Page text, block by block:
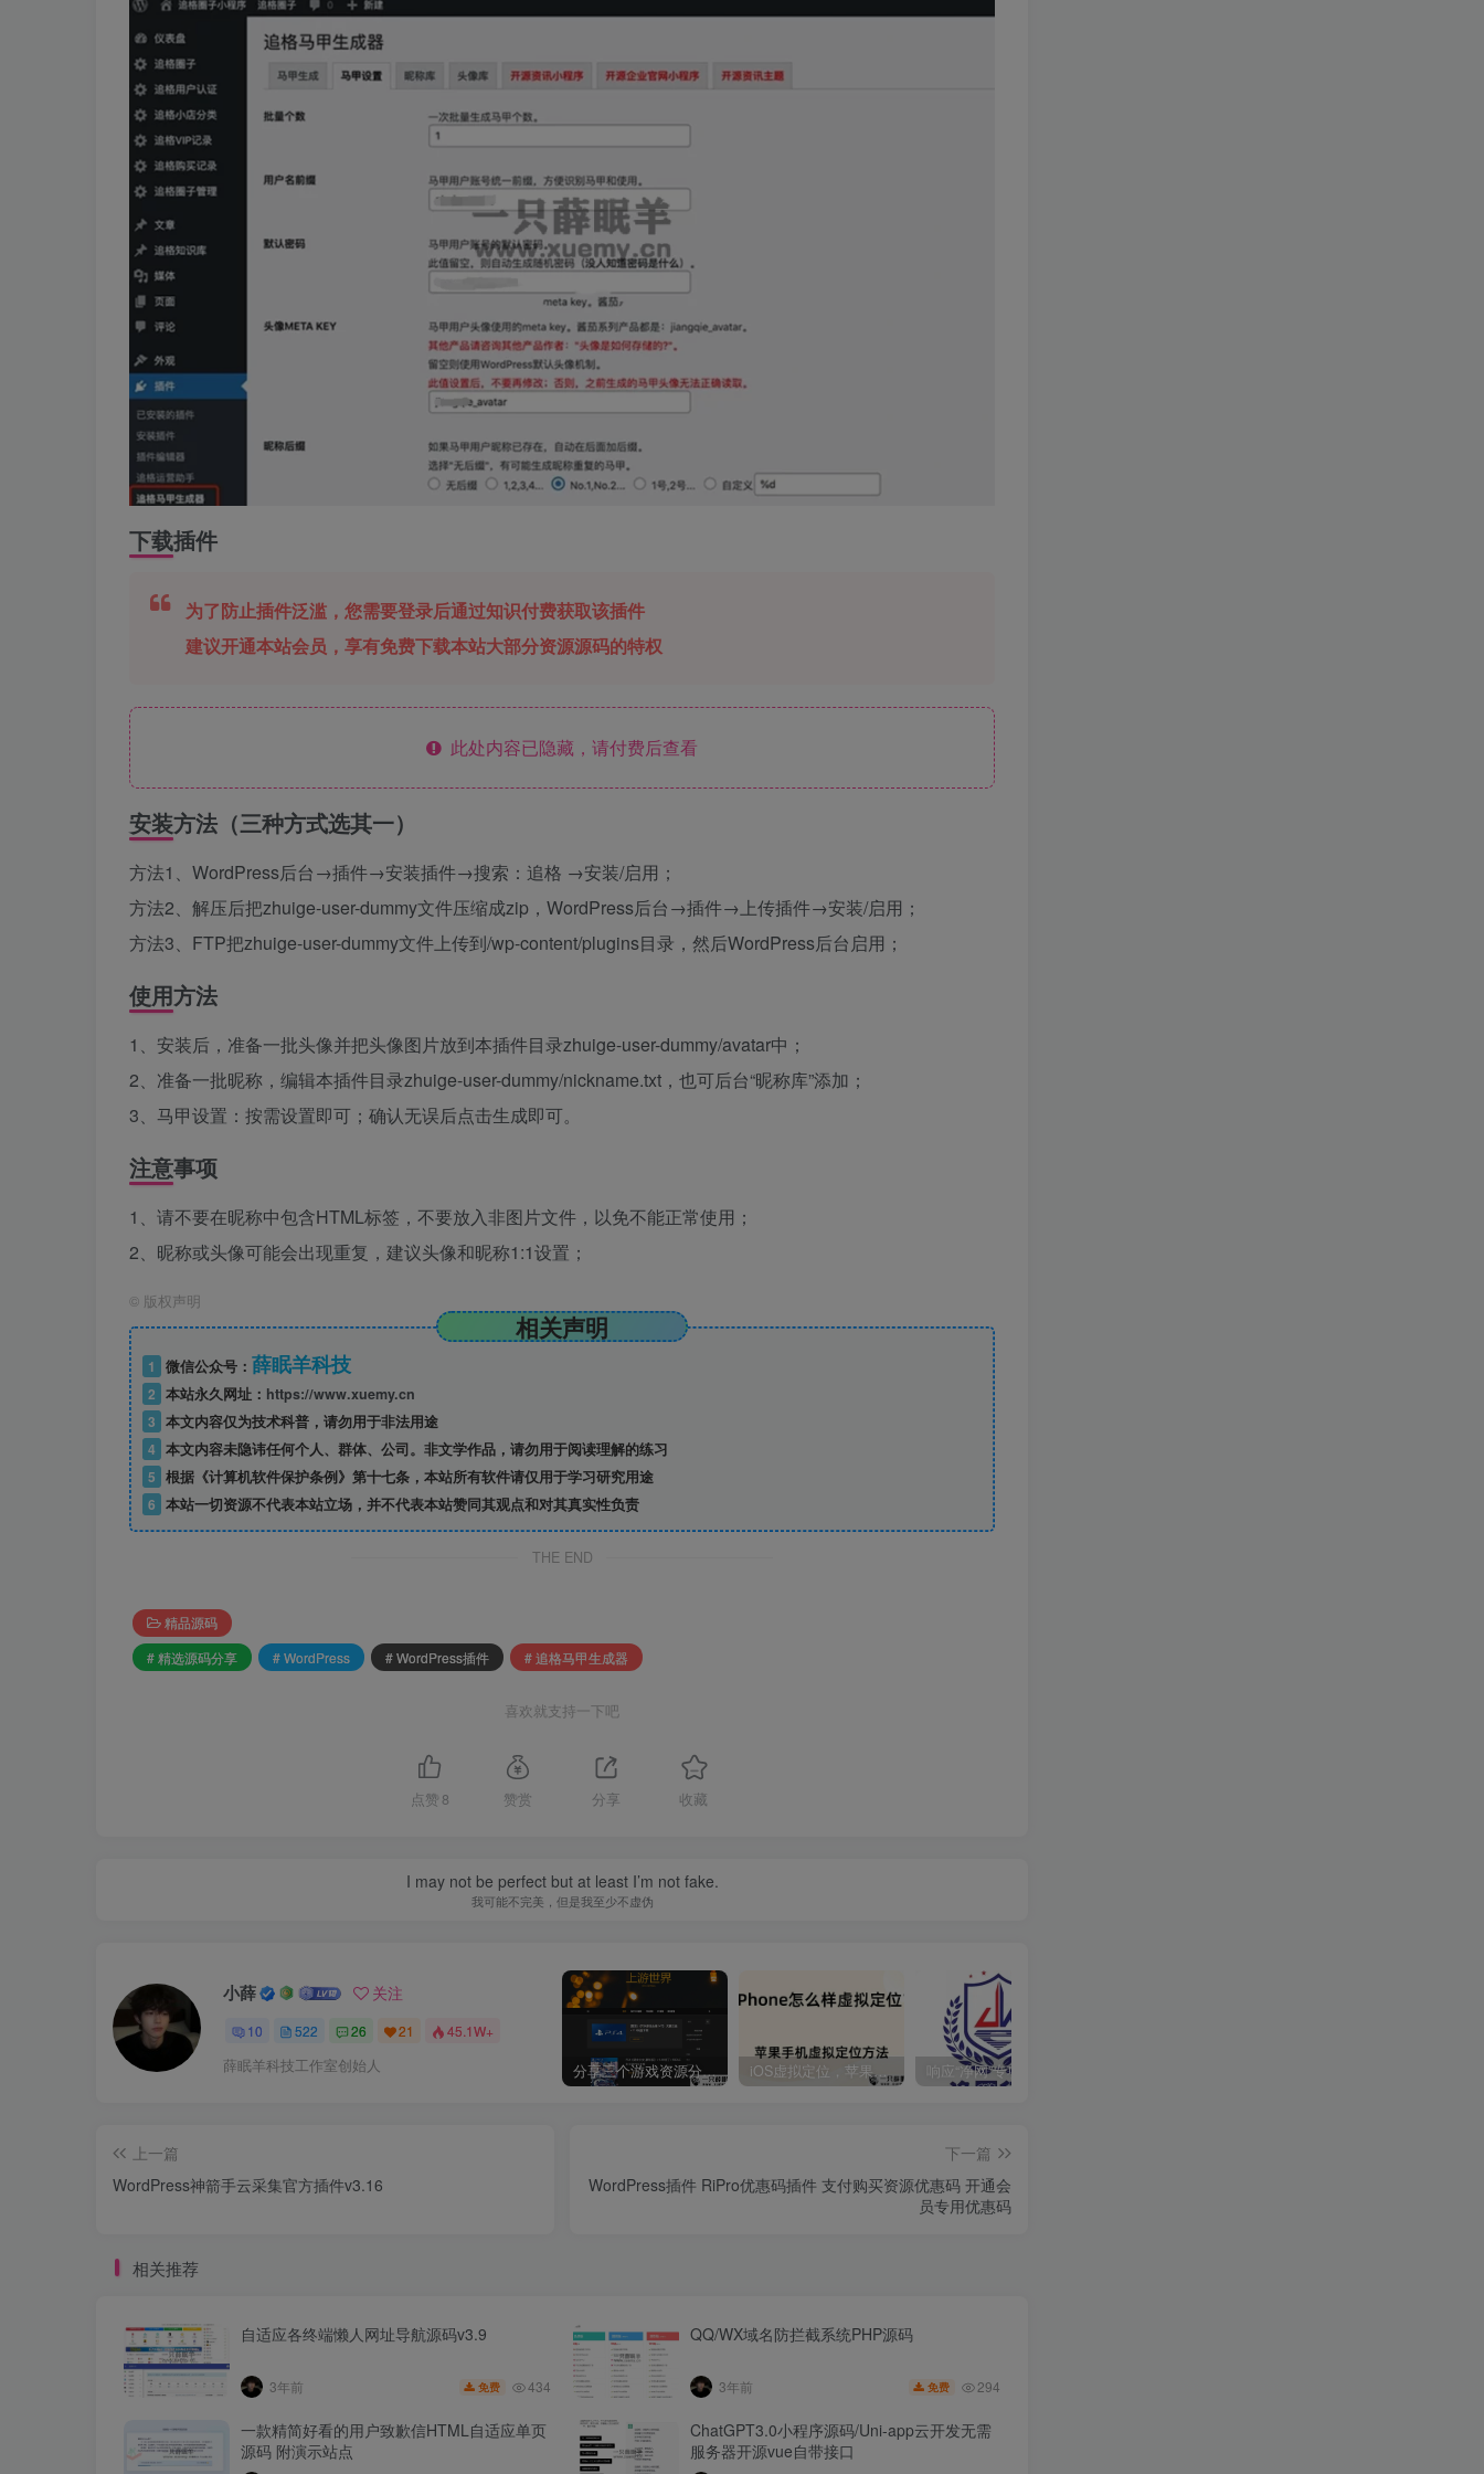
下载插件
为了防止插件泛滥，您需要登录后通过知识付费获取该插件
建议开通本站会员，享有免费下载本站大部分资源源码的特权
此处内容已隐藏，请付费后查看
安装方法（三种方式选其一）
方法1、WordPress后台→插件→安装插件→搜索：追格 →安装/启用；
方法2、解压后把zhuige-user-dummy文件压缩成zip，WordPress后台→插件→上传插件→安装/启用；
方法3、FTP把zhuige-user-dummy文件上传到/wp-content/plugins目录，然后WordPress后台启用；
使用方法
1、安装后，准备一批头像并把头像图片放到本插件目录zhuige-user-dummy/avatar中；
2、准备一批昵称，编辑本插件目录zhuige-user-dummy/nickname.txt，也可后台“昵称库”添加；
3、马甲设置：按需设置即可；确认无误后点击生成即可。
注意事项
1、请不要在昵称中包含HTML标签，不要放入非图片文件，以免不能正常使用；
2、昵称或头像可能会出现重复，建议头像和昵称1:1设置；
© 版权声明
相关声明
1 微信公众号： 薛眠羊科技
2 本站永久网址： https://www.xuemy.cn
3 本文内容仅为技术科普，请勿用于非法用途
4 本文内容未隐讳任何个人、群体、公司。非文学作品，请勿用于阅读理解的练习
5 根据《计算机软件保护条例》第十七条，本站所有软件请仅用于学习研究用途
6 本站一切资源不代表本站立场，并不代表本站赞同其观点和对其真实性负责
THE END
精品源码
# 精选源码分享
# WordPress # WordPress插件 # 追格马甲生成器
喜欢就支持一下吧
点赞 8 赞赏 分享 收藏
I may not be perfect but at least I’m not fake.
我可能不完美，但是我至少不虚伪
小薛 关注
10 522 26 21 45.1W+
薛眠羊科技工作室创始人 分享三个游戏资源分享的网站，包含Switch游戏、PS4游戏、Steam的单机游戏 iOS虚拟定位，苹果手机如何进行虚拟定位？附四种方法教程
上一篇
WordPress神箭手云采集官方插件v3.16
下一篇
WordPress插件 RiPro优惠码插件 支付购买资源优惠码 开通会
员专用优惠码
相关推荐
自适应各终端懒人网址导航源码v3.9
3年前 免费 434
QQ/WX域名防拦截系统PHP源码
3年前 免费 294
一款精简好看的用户致歉信HTML自适应单页
源码 附演示站点
ChatGPT3.0小程序源码/Uni-app云开发无需
服务器开源vue自带接口